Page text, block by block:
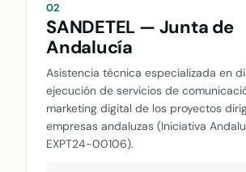
02
SANDETEL — Junta de
Andalucía
Asistencia técnica especializada en
ejecución de servicios de
marketing digital de los proyectos
empresas andaluzas (Iniciativa
EXPT24-00106).